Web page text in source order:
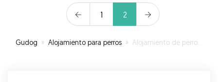
manera que hemos estado muy tranquilos
sabiendo en todo momento que estaba bien
1 2
Gudog » Alojamiento para perros » Alojamiento de perros en Alhaurín de la Torre